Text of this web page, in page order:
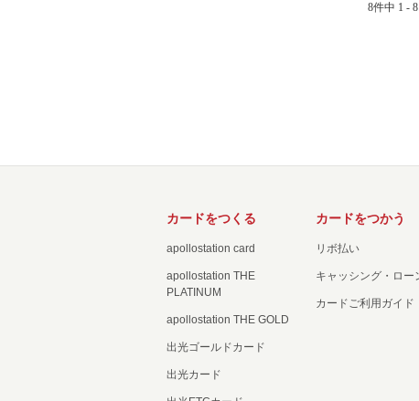
8件中 1 -
カードをつくる
apollostation card
apollostation THE
PLATINUM
apollostation THE GOLD
出光ゴールドカード
出光カード
カードをつかう
リボ払い
キャッシング・ロー
カードご利用ガイド